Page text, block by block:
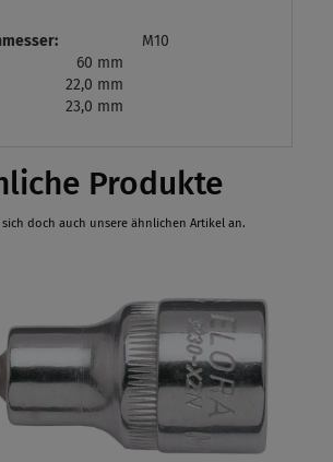
M10
60 mm
22,0 mm
23,0 mm
Produkte
sich doch auch unsere ähnlichen Artikel an.